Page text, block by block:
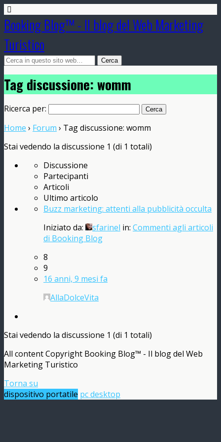
Booking Blog™ - Il blog del Web Marketing
Turistico
Tag discussione: womm
Ricerca per:
Home › Forum › Tag discussione: womm
Stai vedendo la discussione 1 (di 1 totali)
Discussione
Partecipanti
Articoli
Ultimo articolo
Buzz marketing: attenti alla pubblicità occulta
Iniziato da:
sfarinel in: Commenti agli articoli
di Booking Blog
8
9
16 anni, 9 mesi fa
AllaDolceVita
Stai vedendo la discussione 1 (di 1 totali)
All content Copyright Booking Blog™ - Il blog del Web
Marketing Turistico
Torna su
dispositivo portatile pc desktop